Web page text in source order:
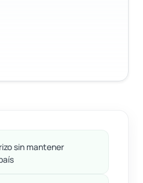
sin mantener